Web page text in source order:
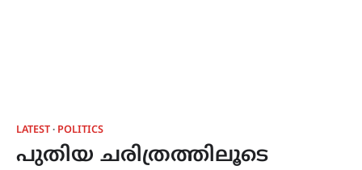
LATEST POLITICS
പുതിയ ചരിത്രത്തിലൂടെ